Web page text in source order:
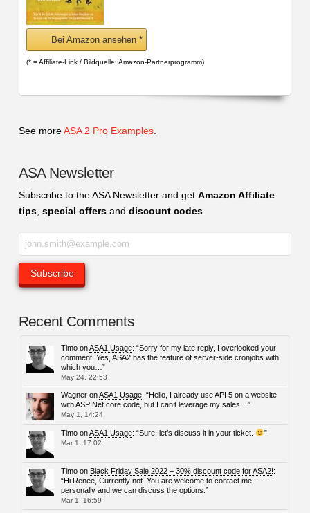
Bei Amazon ansehen *
(* = Affiliate-Link / Bildquelle: Amazon-Partnerprogramm)
See moreASA 2 Pro Examples.
ASA Newsletter
Subscribe to the ASA Newsletter and get Amazon Affiliate
tips, special offersand discount codes.
Recent Comments
TimoonASA1 Usage: “Sorry for my late reply, I overlooked your
comment. Yes, ASA2 has the feature of server-side cronjobs with
which you… ”
May 24, 22:53
WagneronASA1 Usage: “Hello, I already use API 5 on a website
with ASP Net core code, but I can’t leverage my sales… ”
May 1, 14:24
TimoonASA1 Usage: “Sure, let’s discuss it in your ticket. ”
Mar 1, 17:02
Timoon Black Friday Sale 2022 – 30% discount code for ASA2!:
“Hi Renee, Currently not. You are welcome to contact me
personally and we can discuss the options. ”
Mar 1, 16:59